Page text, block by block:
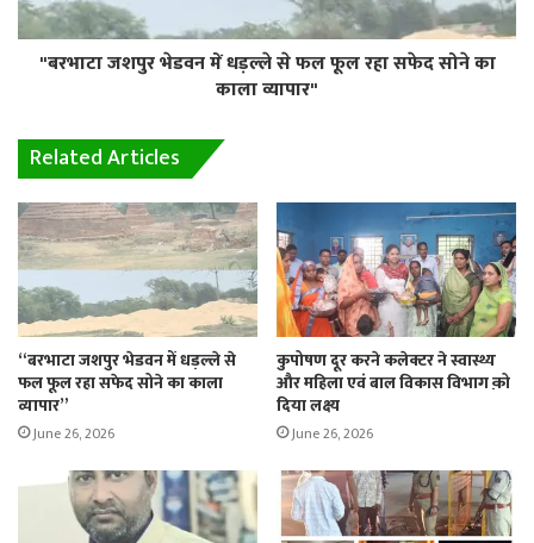
"बरभाटा जशपुर भेडवन में धड़ल्ले से फल फूल रहा सफेद सोने का
काला व्यापार"
Related Articles
“बरभाटा जशपुर भेडवन में धड़ल्ले से
फल फूल रहा सफेद सोने का काला
व्यापार”
June 26, 2026
कुपोषण दूर करने कलेक्टर ने स्वास्थ्य
और महिला एवं बाल विकास विभाग क़ो
दिया लक्ष्य
June 26, 2026